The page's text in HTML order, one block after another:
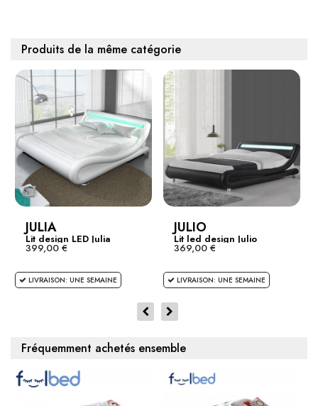
Produits de la même catégorie
JULIA
Lit design LED Julia
399,00 €
LIVRAISON: UNE SEMAINE
JULIO
Lit led design Julio
369,00 €
LIVRAISON: UNE SEMAINE
Fréquemment achetés ensemble